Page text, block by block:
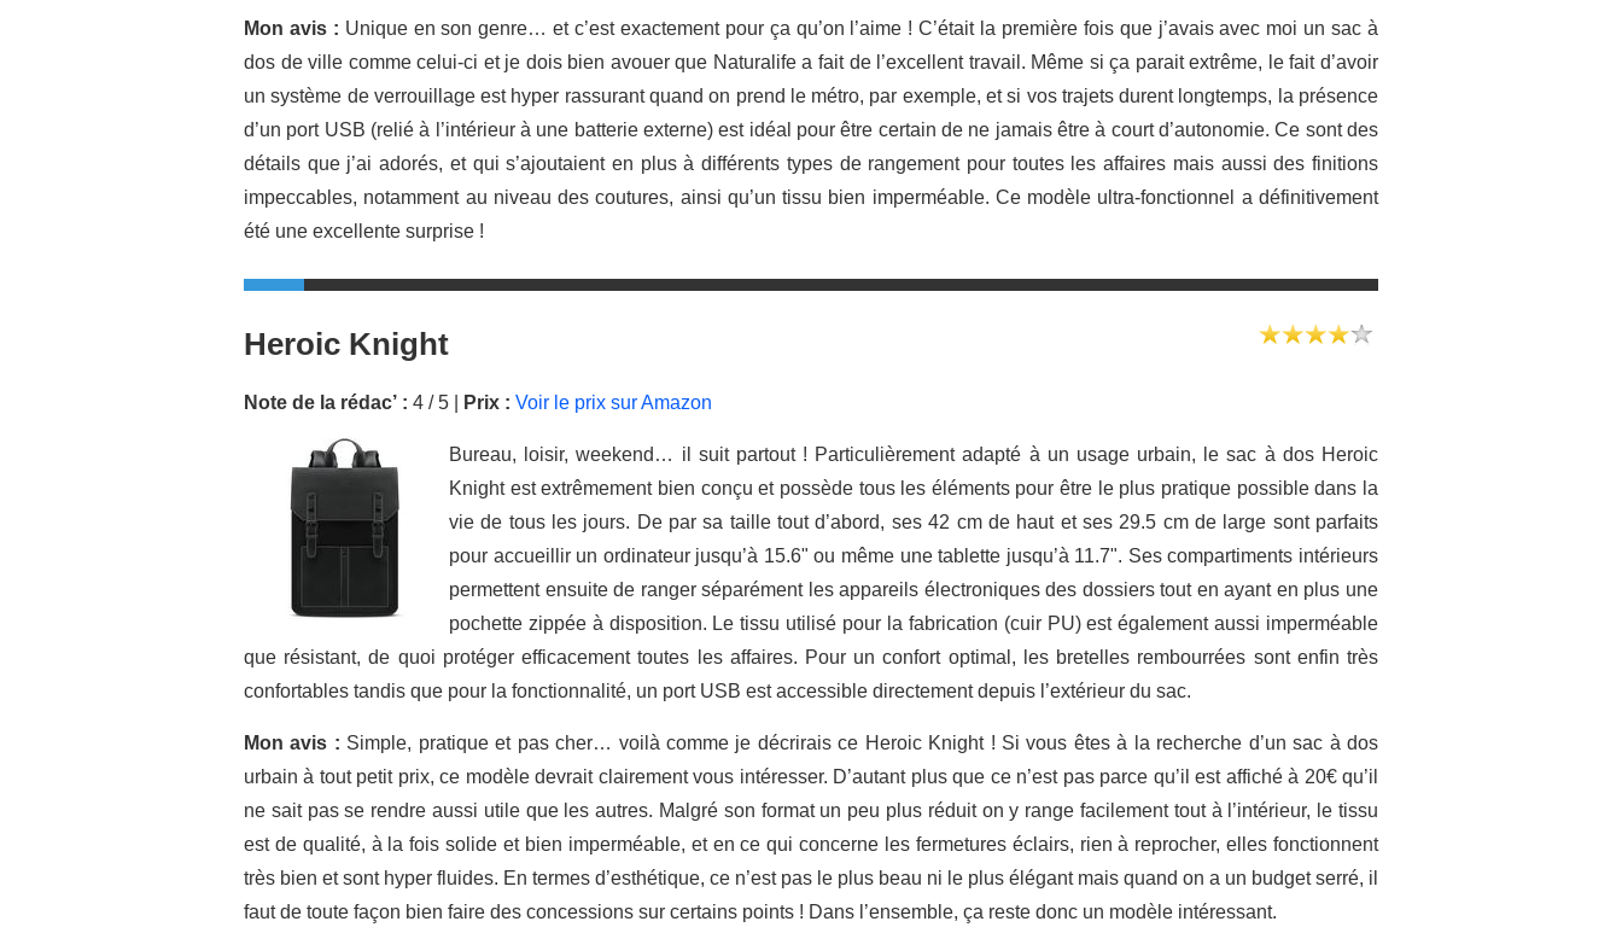
Mon avis : Unique en son genre… et c’est exactement pour ça qu’on l’aime ! C’était la première fois que j’avais avec moi un sac à
dos de ville comme celui-ci et je dois bien avouer que Naturalife a fait de l’excellent travail. Même si ça parait extrême, le fait d’avoir
un système de verrouillage est hyper rassurant quand on prend le métro, par exemple, et si vos trajets durent longtemps, la présence
d’un port USB (relié à l’intérieur à une batterie externe) est idéal pour être certain de ne jamais être à court d’autonomie. Ce sont des
détails que j’ai adorés, et qui s’ajoutaient en plus à différents types de rangement pour toutes les affaires mais aussi des finitions
impeccables, notamment au niveau des coutures, ainsi qu’un tissu bien imperméable. Ce modèle ultra-fonctionnel a définitivement
été une excellente surprise !
Heroic Knight
Note de la rédac’ : 4 / 5 | Prix : Voir le prix sur Amazon
Bureau, loisir, weekend… il suit partout ! Particulièrement adapté à un usage urbain, le sac à dos Heroic
Knight est extrêmement bien conçu et possède tous les éléments pour être le plus pratique possible dans la
vie de tous les jours. De par sa taille tout d’abord, ses 42 cm de haut et ses 29.5 cm de large sont parfaits
pour accueillir un ordinateur jusqu’à 15.6" ou même une tablette jusqu’à 11.7". Ses compartiments intérieurs
permettent ensuite de ranger séparément les appareils électroniques des dossiers tout en ayant en plus une
pochette zippée à disposition. Le tissu utilisé pour la fabrication (cuir PU) est également aussi imperméable
que résistant, de quoi protéger efficacement toutes les affaires. Pour un confort optimal, les bretelles rembourrées sont enfin très
confortables tandis que pour la fonctionnalité, un port USB est accessible directement depuis l’extérieur du sac.
Mon avis : Simple, pratique et pas cher… voilà comme je décrirais ce Heroic Knight ! Si vous êtes à la recherche d’un sac à dos
urbain à tout petit prix, ce modèle devrait clairement vous intéresser. D’autant plus que ce n’est pas parce qu’il est affiché à 20€ qu’il
ne sait pas se rendre aussi utile que les autres. Malgré son format un peu plus réduit on y range facilement tout à l’intérieur, le tissu
est de qualité, à la fois solide et bien imperméable, et en ce qui concerne les fermetures éclairs, rien à reprocher, elles fonctionnent
très bien et sont hyper fluides. En termes d’esthétique, ce n’est pas le plus beau ni le plus élégant mais quand on a un budget serré, il
faut de toute façon bien faire des concessions sur certains points ! Dans l’ensemble, ça reste donc un modèle intéressant.